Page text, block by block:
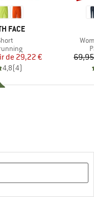
FACE
réduit
de 29,22 €
4,8(4)